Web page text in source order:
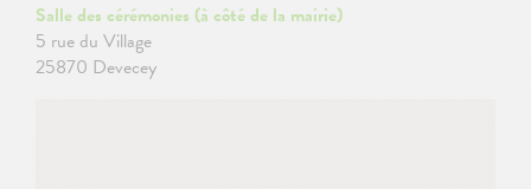
Salle des cérémonies (à côté de la mairie)
5 rue du Village
25870 Devecey